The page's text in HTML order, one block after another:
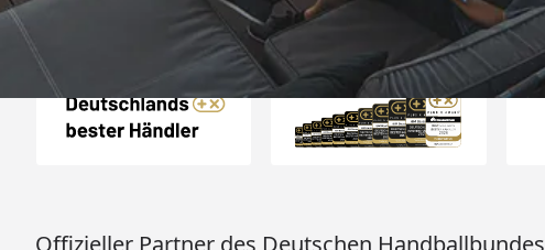
Auszeichnungen
Offizieller Partner des Deutschen Handballbundes